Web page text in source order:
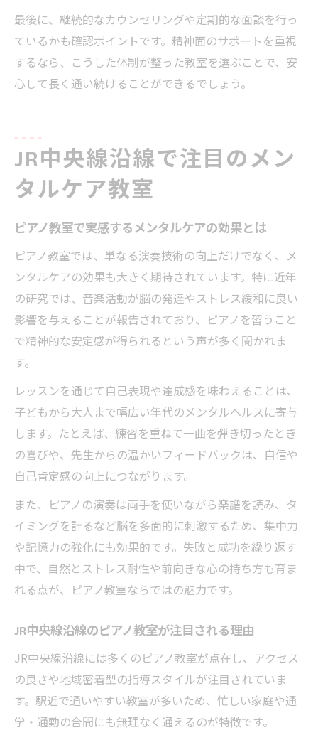
最後に、継続的なカウンセリングや定期的な面談を行っ
ているかも確認ポイントです。精神面のサポートを重視
するなら、こうした体制が整った教室を選ぶことで、安
心して長く通い続けることができるでしょう。
JR中央線沿線で注目のメン
タルケア教室
ピアノ教室で実感するメンタルケアの効果とは
ピアノ教室では、単なる演奏技術の向上だけでなく、メ
ンタルケアの効果も大きく期待されています。特に近年
の研究では、音楽活動が脳の発達やストレス緩和に良い
影響を与えることが報告されており、ピアノを習うこと
で精神的な安定感が得られるという声が多く聞かれま
す。
レッスンを通じて自己表現や達成感を味わえることは、
子どもから大人まで幅広い年代のメンタルヘルスに寄与
します。たとえば、練習を重ねて一曲を弾き切ったとき
の喜びや、先生からの温かいフィードバックは、自信や
自己肯定感の向上につながります。
また、ピアノの演奏は両手を使いながら楽譜を読み、タ
イミングを計るなど脳を多面的に刺激するため、集中力
や記憶力の強化にも効果的です。失敗と成功を繰り返す
中で、自然とストレス耐性や前向きな心の持ち方も育ま
れる点が、ピアノ教室ならではの魅力です。
JR中央線沿線のピアノ教室が注目される理由
JR中央線沿線には多くのピアノ教室が点在し、アクセス
の良さや地域密着型の指導スタイルが注目されていま
す。駅近で通いやすい教室が多いため、忙しい家庭や通
学・通勤の合間にも無理なく通えるのが特徴です。